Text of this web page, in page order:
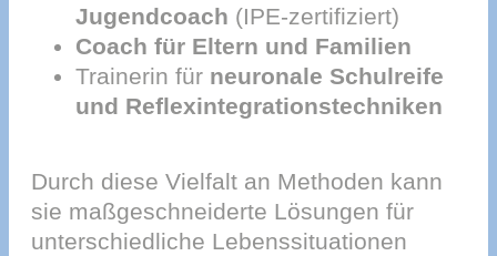
Jugendcoach (IPE-zertifiziert)
Coach für Eltern und Familien
Trainerin für neuronale Schulreife
und Reflexintegrationstechniken
Durch diese Vielfalt an Methoden kann
sie maßgeschneiderte Lösungen für
unterschiedliche Lebenssituationen